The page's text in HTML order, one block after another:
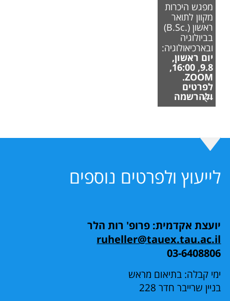
מפגש היכרות
מקוון לתואר
ראשון (.B.Sc)
בביולוגיה
ובארכיאולוגיה:
יום ראשון,
9.8, 16:00,
ZOOM.
לפרטים
ולהרשמה
לייעוץ ולפרטים נוספים
יועצת אקדמית: פרופ' רות הלר
ruheller@tauex.tau.ac.il
03-6408806
ימי קבלה: בתיאום מראש
בניין שרייבר חדר 228